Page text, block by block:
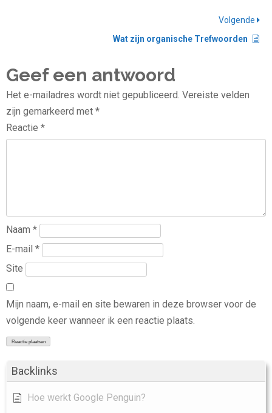
Backlinks
Hoe werkt Google Penguin?
Volgende
Wat zijn organische Trefwoorden
Geef een antwoord
Het e-mailadres wordt niet gepubliceerd. Vereiste velden
zijn gemarkeerd met *
Reactie *
Naam *
E-mail *
Site
Mijn naam, e-mail en site bewaren in deze browser voor de
volgende keer wanneer ik een reactie plaats.